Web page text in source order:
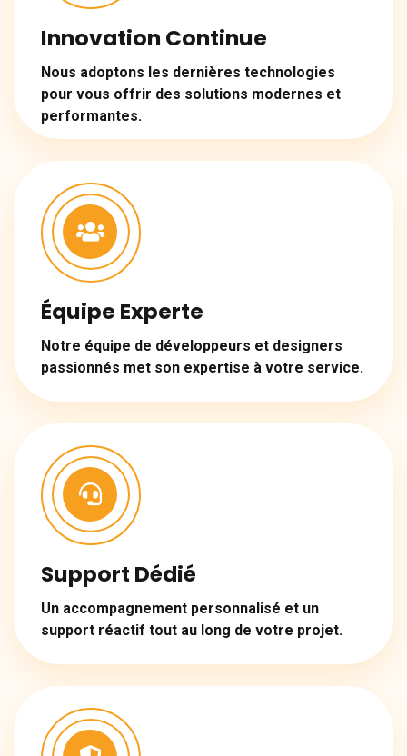
Innovation Continue
Nous adoptons les dernières technologies
pour vous offrir des solutions modernes et
performantes.
Équipe Experte
Notre équipe de développeurs et designers
passionnés met son expertise à votre service.
Support Dédié
Un accompagnement personnalisé et un
support réactif tout au long de votre projet.